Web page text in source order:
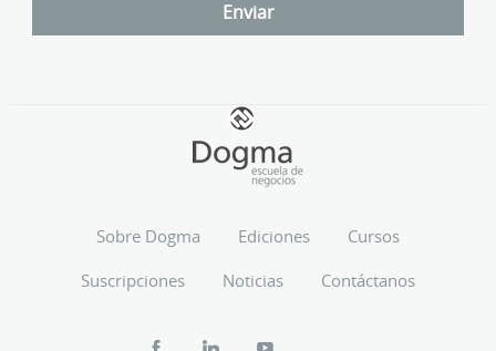
Sobre Dogma Ediciones
Cursos
Suscripciones
Noticias Contáctanos